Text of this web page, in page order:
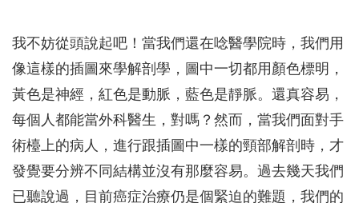
我不妨從頭說起吧！當我們還在唸醫學院時，我們用
像這樣的插圖來學解剖學，圖中一切都用顏色標明，
黃色是神經，紅色是動脈，藍色是靜脈。還真容易，
每個人都能當外科醫生，對嗎？然而，當我們面對手
術檯上的病人，進行跟插圖中一樣的頸部解剖時，才
發覺要分辨不同結構並沒有那麼容易。過去幾天我們
已聽說過，目前癌症治療仍是個緊迫的難題，我們的